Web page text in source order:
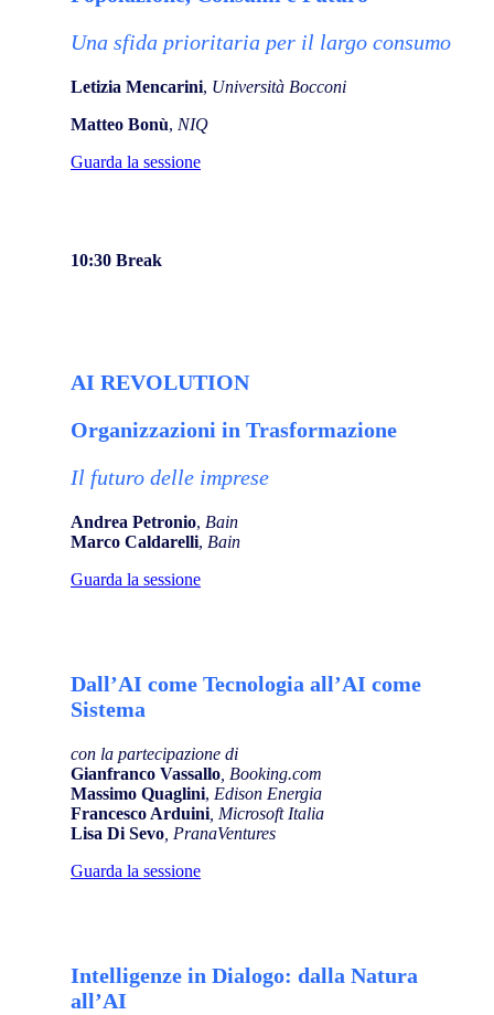
Una sfida prioritaria per il largo consumo
Letizia Mencarini, Università Bocconi
Matteo Bonù, NIQ
Guarda la sessione
10:30 Break
AI REVOLUTION
Organizzazioni in Trasformazione
Il futuro delle imprese
Andrea Petronio, Bain
Marco Caldarelli, Bain
Guarda la sessione
Dall’AI come Tecnologia all’AI come
Sistema
con la partecipazione di
Gianfranco Vassallo , Booking.com
Massimo Quaglini, Edison Energia
Francesco Arduini , Microsoft Italia
Lisa Di Sevo PranaVentures
Guarda la sessione
Intelligenze in Dialogo: dalla Natura
all’AI